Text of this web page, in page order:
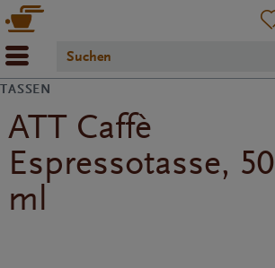
TASSEN
ATT Caffè
Espressotasse, 50
ml